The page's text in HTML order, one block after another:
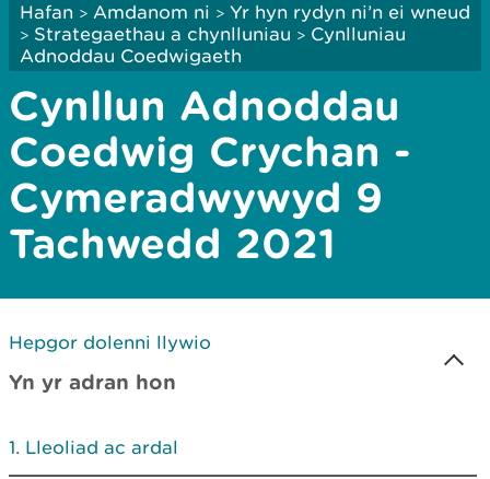
Hafan > Amdanom ni > Yr hyn rydyn ni’n ei wneud
> Strategaethau a chynlluniau > Cynlluniau
Adnoddau Coedwigaeth
Cynllun Adnoddau
Coedwig Crychan -
Cymeradwywyd 9
Tachwedd 2021
Hepgor dolenni llywio
Yn yr adran hon
Lleoliad ac ardal